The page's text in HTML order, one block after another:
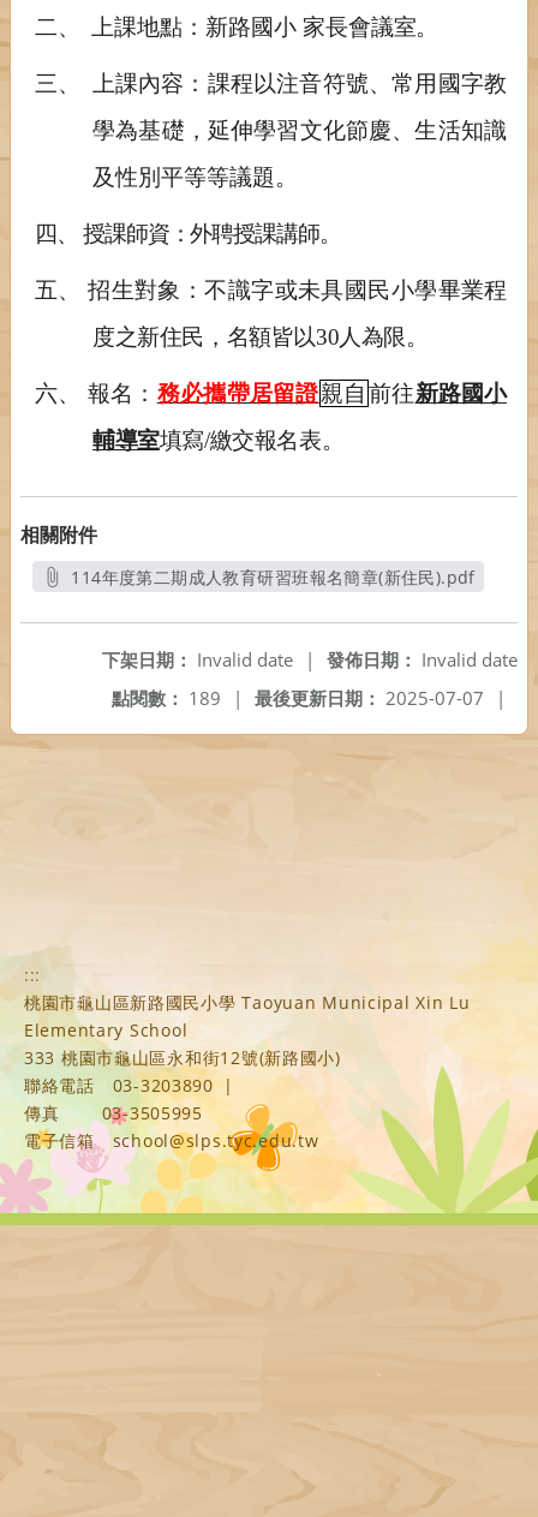
二、 上課地點：新路國小 家長會議室。
三、
上課內容：課程以注音符號、常用國字教
學為基礎，延伸學習文化節慶、生活知識
及性別平等等議題。
四、 授課師資：外聘授課講師。
五、 招生對象：不識字或未具國民小學畢業程
度之新住民，名額皆以30人為限。
六、 報名： 務必攜帶居留證親自 前往新路國小
輔導室填寫/繳交報名表。
相關附件
114年度第二期成人教育研習班報名簡章(新住民).pdf
發佈日期： Invalid date
下架日期： Invalid date
|
最後更新日期： 2025-07-07 |
點閱數： 189 |
:::
桃園市龜山區新路國民小學 Taoyuan Municipal Xin Lu
Elementary School
333 桃園市龜山區永和街12號(新路國小)
聯絡電話
03-3203890
|
傳真
03-3505995
電子信箱
school@slps.tyc.edu.tw